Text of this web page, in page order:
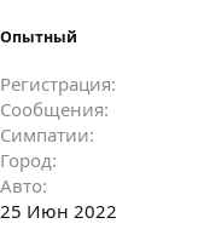
Опытный
Регистрация
Сообщения
Симпатии
Город
Авто
25 Июн 2022